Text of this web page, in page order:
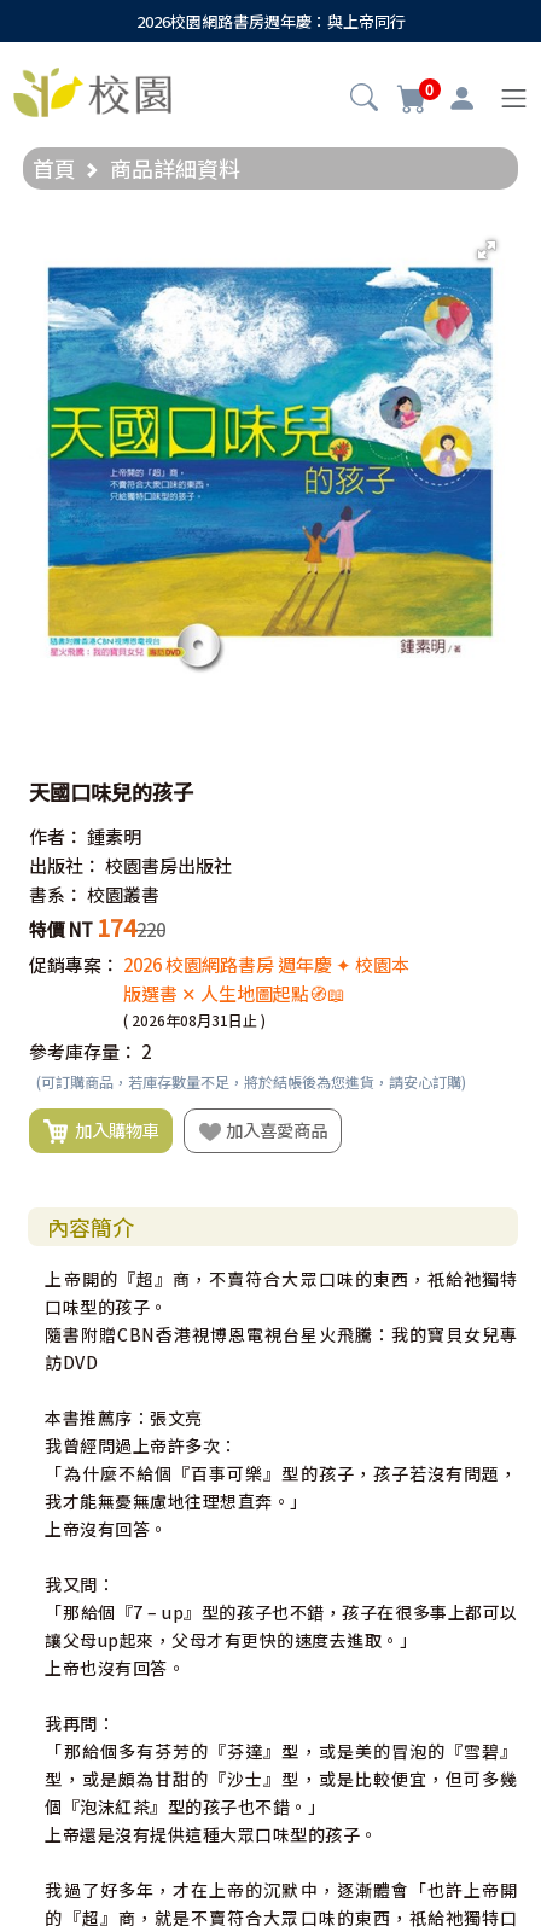
2026校園網路書房週年慶：與上帝同行
0
首頁 商品詳細資料
天國口味兒的孩子
作者： 鍾素明
出版社： 校園書房出版社
書系： 校園叢書
特價 NT 174220
促銷專案： 2026 校園網路書房 週年慶 ✦ 校園本
版選書 ✕ 人生地圖起點🧭📖
( 2026年08月31日止 )
參考庫存量： 2
(可訂購商品，若庫存數量不足，將於結帳後為您進貨，請安心訂購)
加入購物車 加入喜愛商品
內容簡介
上帝開的『超』商，不賣符合大眾口味的東西，祇給祂獨特
口味型的孩子。
隨書附贈CBN香港視博恩電視台星火飛騰：我的寶貝女兒專
訪DVD
本書推薦序：張文亮
我曾經問過上帝許多次：
「為什麼不給個『百事可樂』型的孩子，孩子若沒有問題，
我才能無憂無慮地往理想直奔。」
上帝沒有回答。
我又問：
「那給個『7 – up』型的孩子也不錯，孩子在很多事上都可以
讓父母up起來，父母才有更快的速度去進取。」
上帝也沒有回答。
我再問：
「那給個多有芬芳的『芬達』型，或是美的冒泡的『雪碧』
型，或是頗為甘甜的『沙士』型，或是比較便宜，但可多幾
個『泡沫紅茶』型的孩子也不錯。」
上帝還是沒有提供這種大眾口味型的孩子。
我過了好多年，才在上帝的沉默中，逐漸體會「也許上帝開
的『超』商，就是不賣符合大眾口味的東西，祇給祂獨特口